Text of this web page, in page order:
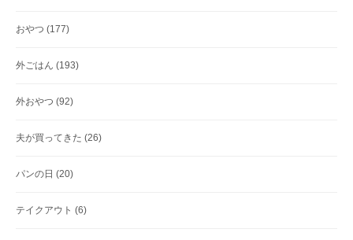
おやつ (177)
外ごはん (193)
外おやつ (92)
夫が買ってきた (26)
パンの日 (20)
テイクアウト (6)